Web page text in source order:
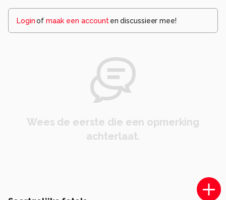
Loginof maak een account en discussieer mee!
Wees de eerste die een opmerking
achterlaat.